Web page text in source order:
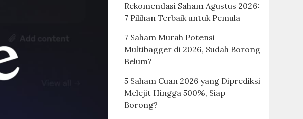
Rekomendasi Saham Agustus 2026:
7 Pilihan Terbaik untuk Pemula
7 Saham Murah Potensi
Multibagger di 2026, Sudah Borong
Belum?
5 Saham Cuan 2026 yang Diprediksi
Melejit Hingga 500%, Siap
Borong?